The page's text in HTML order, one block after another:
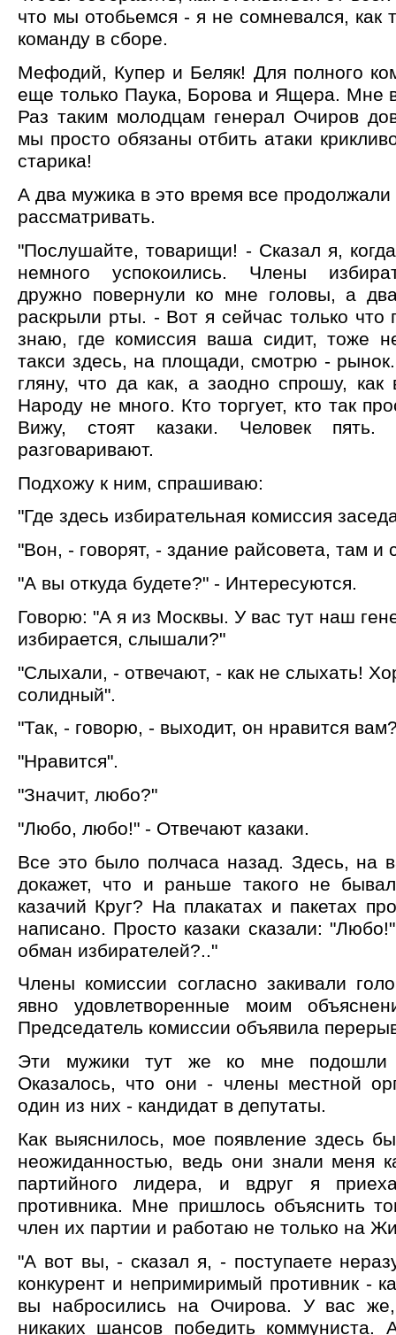
что мы отобьемся - я не сомневался, как
команду в сборе.
Мефодий, Купер и Беляк! Для полного
еще только Паука, Борова и Ящера. Мне
Раз таким молодцам генерал Очиров
мы просто обязаны отбить атаки
старика!
А два мужика в это время все
рассматривать.
"Послушайте, товарищи! - Сказал я,
немного успокоились. Члены
дружно повернули ко мне головы, а
раскрыли рты. - Вот я сейчас только что
знаю, где комиссия ваша сидит, тоже
такси здесь, на площади, смотрю -
гляну, что да как, а заодно спрошу, как
Народу не много. Кто торгует, кто так
Вижу, стоят казаки. Человек пять.
разговаривают.
Подхожу к ним, спрашиваю:
"Где здесь избирательная комиссия
"Вон, - говорят, - здание райсовета, там и
"А вы откуда будете?" - Интересуются.
Говорю: "А я из Москвы. У вас тут наш
избирается, слышали?"
"Слыхали, - отвечают, - как не слыхать!
солидный".
"Так, - говорю, - выходит, он нравится
"Нравится".
"Значит, любо?"
"Любо, любо!" - Отвечают казаки.
Все это было полчаса назад. Здесь, на
докажет, что и раньше такого не
казачий Круг? На плакатах и пакетах
написано. Просто казаки сказали:
обман избирателей?.."
Члены комиссии согласно закивали
явно удовлетворенные моим
Председатель комиссии объявила
Эти мужики тут же ко мне подошли
Оказалось, что они - члены местной
один из них - кандидат в депутаты.
Как выяснилось, мое появление здесь
неожиданностью, ведь они знали меня
партийного лидера, и вдруг я
противника. Мне пришлось объяснить
член их партии и работаю не только на
"А вот вы, - сказал я, - поступаете
конкурент и непримиримый противник -
вы набросились на Очирова. У вас
никаких шансов победить коммуниста.